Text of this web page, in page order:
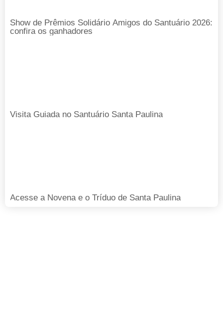
Show de Prêmios Solidário Amigos do Santuário 2026:
confira os ganhadores
Visita Guiada no Santuário Santa Paulina
Acesse a Novena e o Tríduo de Santa Paulina